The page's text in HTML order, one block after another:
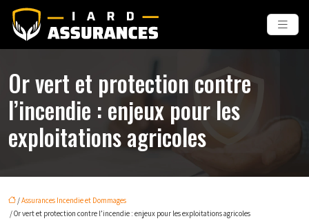
Or vert et protection contre
l’incendie : enjeux pour les
exploitations agricoles
/Assurances Incendie et Dommages
/ Or vert et protection contre l’incendie : enjeux pour les exploitations agricoles